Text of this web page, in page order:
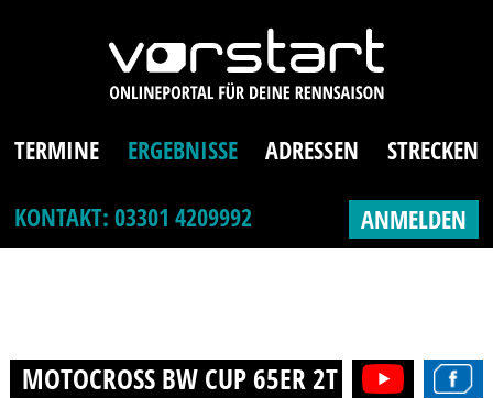
TERMINE ERGEBNISSE ADRESSEN
STRECKEN
KONTAKT: 03301 4209992
ANMELDEN
MOTOCROSS BW CUP 65ER 2T (8-12J.) 2016